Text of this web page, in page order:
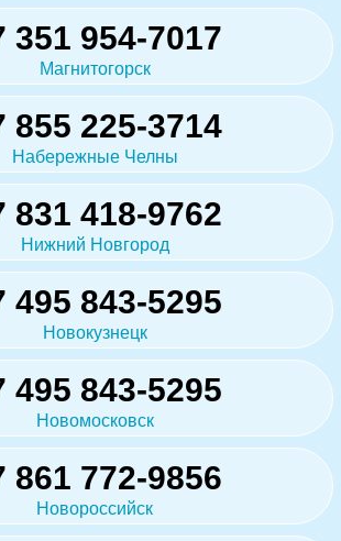
351 954-7017
Магнитогорск
855 225-3714
Набережные Челны
831 418-9762
Нижний Новгород
495 843-5295
Новокузнецк
495 843-5295
Новомосковск
861 772-9856
Новороссийск